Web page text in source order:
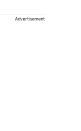
Advertisement